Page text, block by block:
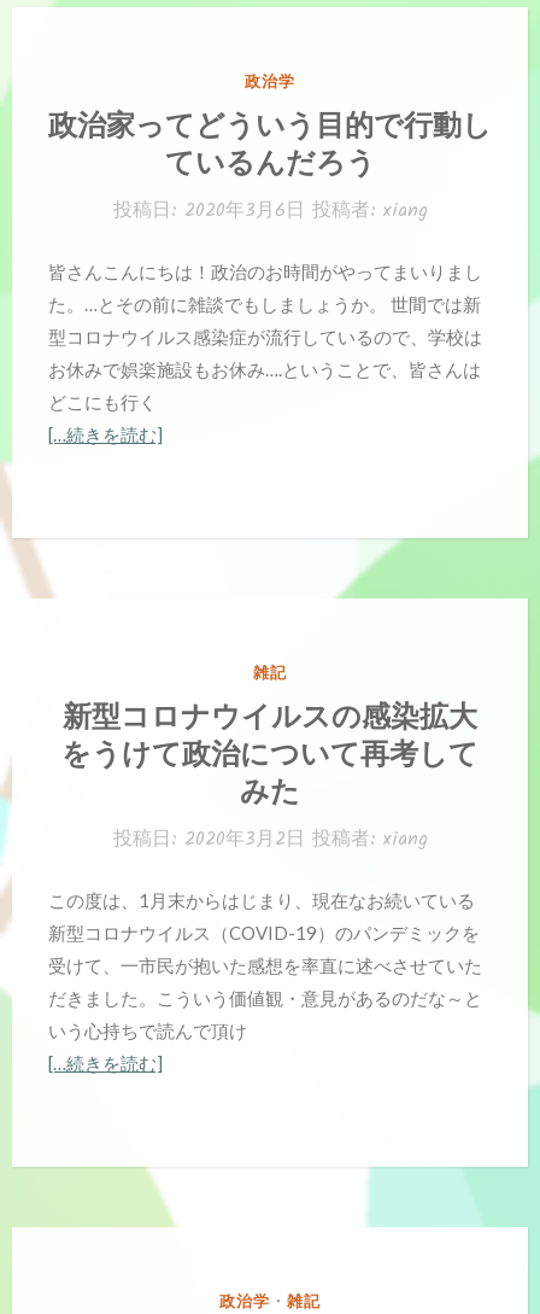
カ
ゴ
リ
政治学
政治家ってどういう目的で行動し
ているんだろう
投稿日: 2020年3月6日 投稿者: xiang
皆さんこんにちは！政治のお時間がやってまいりまし
た。…とその前に雑談でもしましょうか。 世間では新
型コロナウイルス感染症が流行しているので、学校は
お休みで娯楽施設もお休み….ということで、皆さんは
どこにも行く
[…続きを読む]
カ
ゴ
リ
ー:
雑記
新型コロナウイルスの感染拡大
をうけて政治について再考して
みた
投稿日: 2020年3月2日 投稿者: xiang
この度は、1月末からはじまり、現在なお続いている
新型コロナウイルス（COVID-19）のパンデミックを
受けて、一市民が抱いた感想を率直に述べさせていた
だきました。こういう価値観・意見があるのだな～と
いう心持ちで読んで頂け
[…続きを読む]
カ
政治学 ・ 雑記